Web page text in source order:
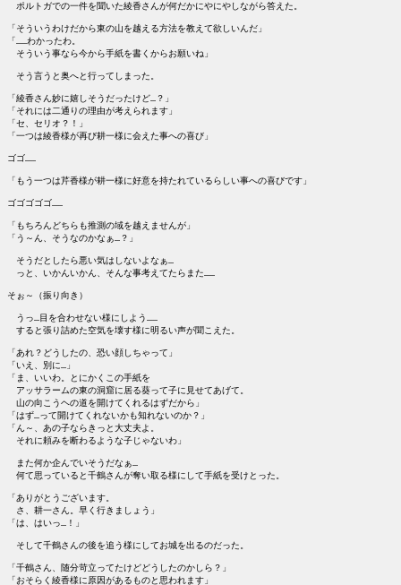
ポルトガでの一件を聞いた綾香さんが何だかにやにやしながら答えた。
「そういうわけだから東の山を越える方法を教えて欲しいんだ」
「……わかったわ。
そういう事なら今から手紙を書くからお願いね」
そう言うと奥へと行ってしまった。
「綾香さん妙に嬉しそうだったけど…？」
「それには二通りの理由が考えられます」
「セ、セリオ？！」
「一つは綾香様が再び耕一様に会えた事への喜び」
ゴゴ……
「もう一つは芹香様が耕一様に好意を持たれているらしい事への喜びです」
ゴゴゴゴゴ……
「もちろんどちらも推測の域を越えませんが」
「う～ん、そうなのかなぁ…？」
そうだとしたら悪い気はしないよなぁ…
っと、いかんいかん、そんな事考えてたらまた……
そぉ～（振り向き）
うっ…目を合わせない様にしよう……
すると張り詰めた空気を壊す様に明るい声が聞こえた。
「あれ？どうしたの、恐い顔しちゃって」
「いえ、別に…」
「ま、いいわ。とにかくこの手紙を
アッサラームの東の洞窟に居る葵って子に見せてあげて。
山の向こうヘの道を開けてくれるはずだから」
「はず…って開けてくれないかも知れないのか？」
「ん～、あの子ならきっと大丈夫よ。
それに頼みを断わるような子じゃないわ」
また何か企んでいそうだなぁ…
何て思っていると千鶴さんが奪い取る様にして手紙を受けとった。
「ありがとうございます。
さ、耕一さん。早く行きましょう」
「は、はいっ…！」
そして千鶴さんの後を追う様にしてお城を出るのだった。
「千鶴さん、随分苛立ってたけどどうしたのかしら？」
「おそらく綾香様に原因があるものと思われます」